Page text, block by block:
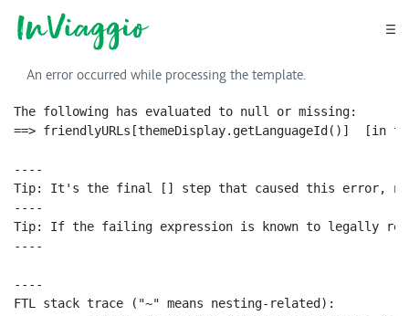
Skip to Main Content
Go to main menu
Go to footer
An error occurred while processing the template.
The following has evaluated to null or missing:
==> friendlyURLs[themeDisplay.getLanguageId()]  [in
----
Tip: It's the final [] step that caused this error,
----
Tip: If the failing expression is known to legally refer
----
----
FTL stack trace ("~" means nesting-related):